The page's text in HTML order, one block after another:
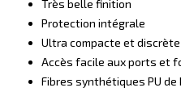
Très belle finition
Protection intégrale
Ultra compacte et discrète
Accès facile aux ports et
Fibres synthétiques PU